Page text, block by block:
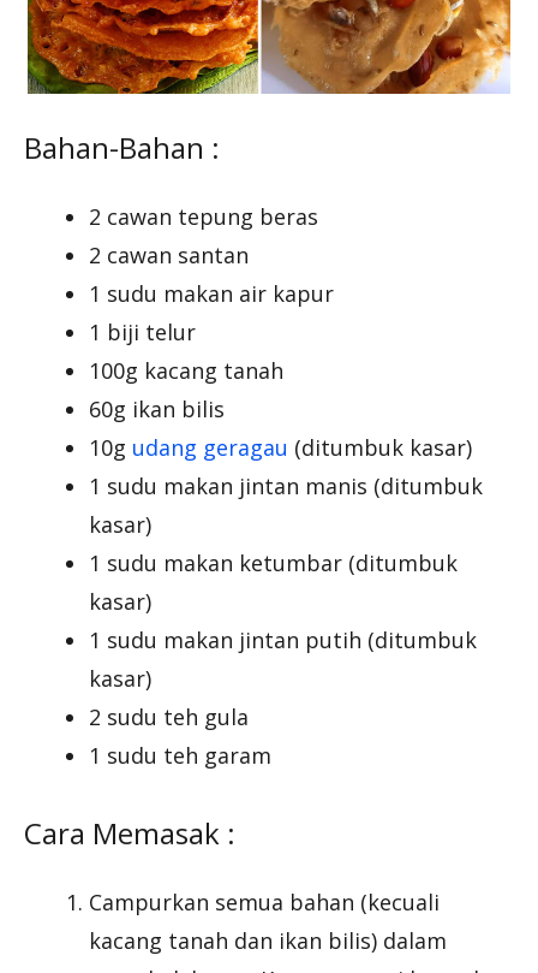
Bahan-Bahan :
2 cawan tepung beras
2 cawan santan
1 sudu makan air kapur
1 biji telur
100g kacang tanah
60g ikan bilis
10g udang geragau (ditumbuk kasar)
1 sudu makan jintan manis (ditumbuk
kasar)
1 sudu makan ketumbar (ditumbuk
kasar)
1 sudu makan jintan putih (ditumbuk
kasar)
2 sudu teh gula
1 sudu teh garam
Cara Memasak :
Campurkan semua bahan (kecuali
kacang tanah dan ikan bilis) dalam